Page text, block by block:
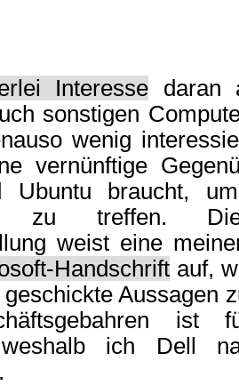
Interesse daran
sonstigen
wenig
vernünftige
Ubuntu braucht,
zu treffen. Die
weist eine
Handschriftauf,
Aussagen
ich Dell